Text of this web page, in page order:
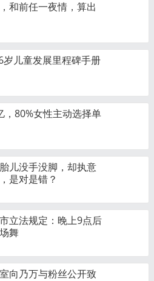
和前任一夜情，算出
岁儿童发展里程碑手册
，80%女性主动选择单
儿没手没脚，却执意
是对是错？
立法规定：晚上9点后
舞
向乃万与粉丝公开致